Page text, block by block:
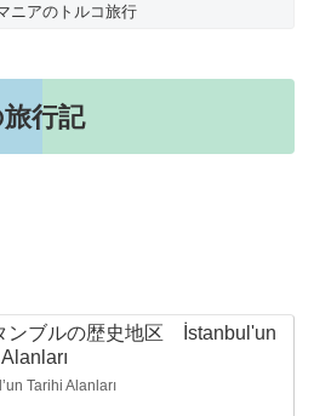
ニアのトルコ旅行
行記
ンブルの歴史地区 İstanbul'un
Tarihi Alanları